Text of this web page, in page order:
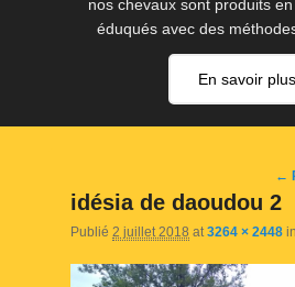
nos chevaux sont produits
éduqués avec des
En savoir plus
←
idésia de daoudou 2
Publié 2 juillet 2018 at 3264 × 2448 in